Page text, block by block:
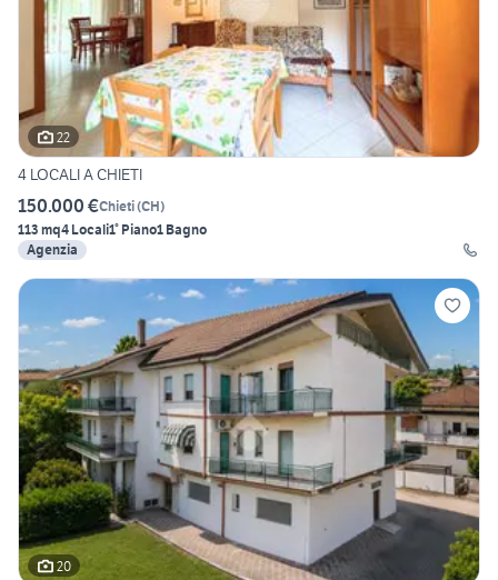
22
4 LOCALI A CHIETI
150.000 €Chieti(CH)
113 mq4 Locali1° Piano1 Bagno
Agenzia
20